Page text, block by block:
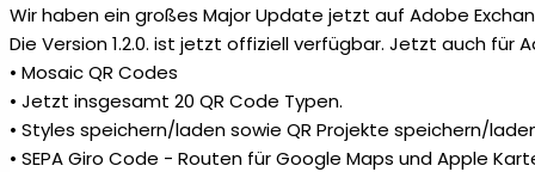
Wir haben ein großes Major Update jetzt auf Adobe
Die Version 1.2.0. ist jetzt offiziell verfügbar. Jetzt auch für
• Mosaic QR Codes
• Jetzt insgesamt 20 QR Code Typen.
• Styles speichern/laden sowie QR Projekte speichern/
• SEPA Giro Code - Routen für Google Maps und Apple